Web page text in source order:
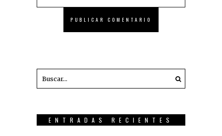
ENTRADAS RECIENTES